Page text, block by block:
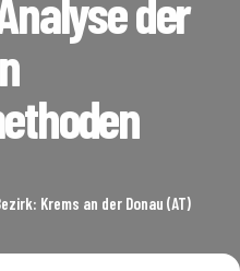
der
Krems an der Donau (AT)